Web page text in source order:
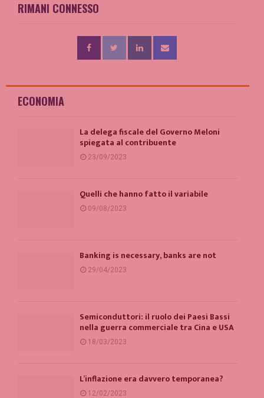
RIMANI CONNESSO
ECONOMIA
La delega fiscale del Governo Meloni
spiegata al contribuente
23/09/2023
Quelli che hanno fatto il variabile
09/08/2023
Banking is necessary, banks are not
29/04/2023
Semiconduttori: il ruolo dei Paesi Bassi
nella guerra commerciale tra Cina e USA
18/03/2023
L’inflazione era davvero temporanea?
12/02/2023